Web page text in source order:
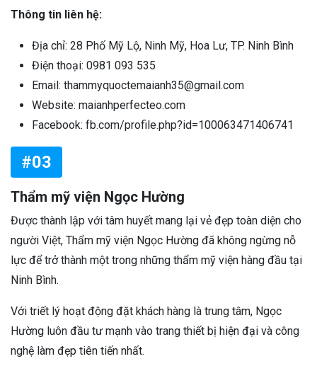
Thông tin liên hệ:
Địa chỉ: 28 Phố Mỹ Lộ, Ninh Mỹ, Hoa Lư, TP. Ninh Bình
Điện thoại: 0981 093 535
Email: thammyquoctemaianh35@gmail.com
Website: maianhperfecteo.com
Facebook: fb.com/profile.php?id=100063471406741
#03
Thẩm mỹ viện Ngọc Hường
Được thành lập với tâm huyết mang lại vẻ đẹp toàn diện cho
người Việt, Thẩm mỹ viện Ngọc Hường đã không ngừng nỗ
lực để trở thành một trong những thẩm mỹ viện hàng đầu tại
Ninh Bình.
Với triết lý hoạt động đặt khách hàng là trung tâm, Ngọc
Hường luôn đầu tư mạnh vào trang thiết bị hiện đại và công
nghệ làm đẹp tiên tiến nhất.